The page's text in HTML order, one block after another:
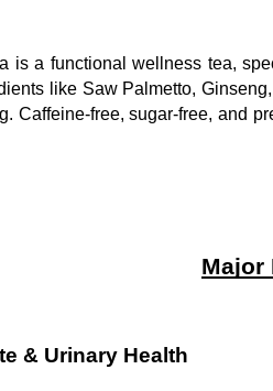
is a functional wellness tea,
like Saw Palmetto,
Caffeine-free, sugar-free, and
Major
& Urinary Health